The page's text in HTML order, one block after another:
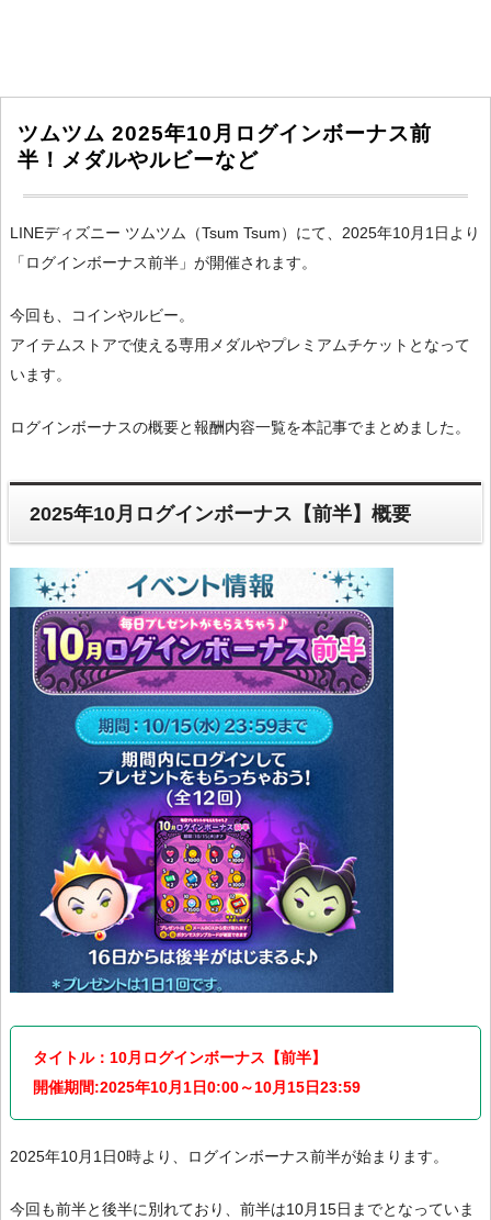
ツムツム 2025年10月ログインボーナス前
半！メダルやルビーなど
LINEディズニー ツムツム（Tsum Tsum）にて、2025年10月1日より
「ログインボーナス前半」が開催されます。
今回も、コインやルビー。
アイテムストアで使える専用メダルやプレミアムチケットとなって
います。
ログインボーナスの概要と報酬内容一覧を本記事でまとめました。
2025年10月ログインボーナス【前半】概要
タイトル：10月ログインボーナス【前半】
開催期間:2025年10月1日0:00～10月15日23:59
2025年10月1日0時より、ログインボーナス前半が始まります。
今回も前半と後半に別れており、前半は10月15日までとなっていま